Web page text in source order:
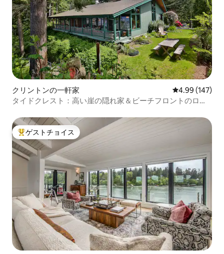
クリントンの一軒家 レビュー147
4.99 (147)
タイドクレスト：高い崖の隠れ家＆ビーチフロントのログ
大好評のゲストチョイスです。
ゲストチョイス